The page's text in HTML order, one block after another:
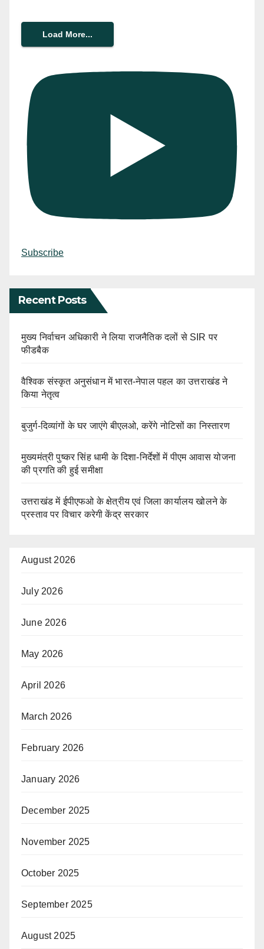
Load More...
Subscribe
Recent Posts
मुख्य निर्वाचन अधिकारी ने लिया राजनैतिक दलों से SIR पर
फीडबैक
वैश्विक संस्कृत अनुसंधान में भारत-नेपाल पहल का उत्तराखंड ने
किया नेतृत्व
बुजुर्ग-दिव्यांगों के घर जाएंगे बीएलओ, करेंगे नोटिसों का निस्तारण
मुख्यमंत्री पुष्कर सिंह धामी के दिशा-निर्देशों में पीएम आवास योजना
की प्रगति की हुई समीक्षा
उत्तराखंड में ईपीएफओ के क्षेत्रीय एवं जिला कार्यालय खोलने के
प्रस्ताव पर विचार करेगी केंद्र सरकार
August 2026
July 2026
June 2026
May 2026
April 2026
March 2026
February 2026
January 2026
December 2025
November 2025
October 2025
September 2025
August 2025